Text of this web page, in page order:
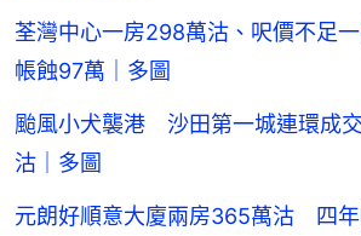
荃灣中心一房298萬沽、呎價不足
帳蝕97萬｜多圖
颱風小犬襲港 沙田第一城連環成
沽｜多圖
元朗好順意大廈兩房365萬沽 四